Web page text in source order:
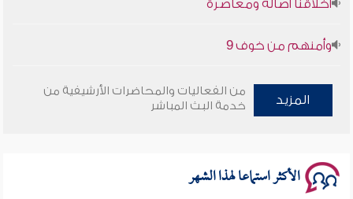
المزيد
من الفعاليات والمحاضرات الأرشيفية من
خدمة البث المباشر
الأكثر استماعا لهذا الشهر